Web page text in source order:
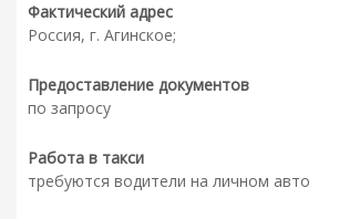
Фактический адрес
Россия, г. Агинское;
Предоставление документов
по запросу
Работа в такси
требуются водители на личном авто